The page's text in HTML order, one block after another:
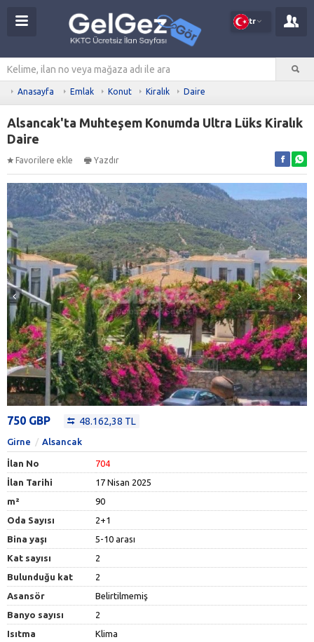
tr
Anasayfa Emlak Konut Kiralık Daire
Alsancak'ta Muhteşem Konumda Ultra Lüks Kiralık
Daire
Favorilere ekle Yazdır
750 GBP 48.162,38 TL
Girne Alsancak
İlan No
704
İlan Tarihi
17 Nisan 2025
m²
90
Oda Sayısı
2+1
Bina yaşı
5-10 arası
Kat sayısı
2
Bulunduğu kat
2
Asansör
Belirtilmemiş
Banyo sayısı
2
Isıtma
Klima